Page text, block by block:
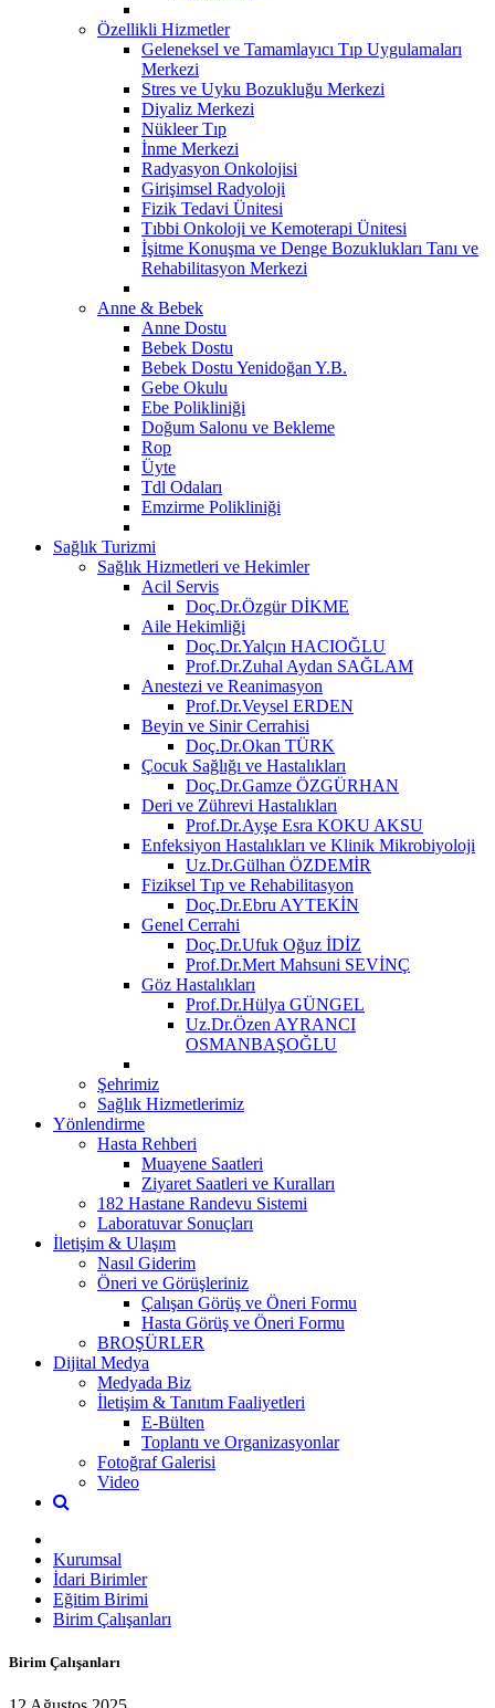
Özellikli Hizmetler
Geleneksel ve Tamamlayıcı Tıp Uygulamaları
Merkezi
Stres ve Uyku Bozukluğu Merkezi
Diyaliz Merkezi
Nükleer Tıp
İnme Merkezi
Radyasyon Onkolojisi
Girişimsel Radyoloji
Fizik Tedavi Ünitesi
Tıbbi Onkoloji ve Kemoterapi Ünitesi
İşitme Konuşma ve Denge Bozuklukları Tanı ve
Rehabilitasyon Merkezi
Anne & Bebek
Anne Dostu
Bebek Dostu
Bebek Dostu Yenidoğan Y.B.
Gebe Okulu
Ebe Polikliniği
Doğum Salonu ve Bekleme
Rop
Üyte
Tdl Odaları
Emzirme Polikliniği
Sağlık Turizmi
Sağlık Hizmetleri ve Hekimler
Acil Servis
Doç.Dr.Özgür DİKME
Aile Hekimliği
Doç.Dr.Yalçın HACIOĞLU
Prof.Dr.Zuhal Aydan SAĞLAM
Anestezi ve Reanimasyon
Prof.Dr.Veysel ERDEN
Beyin ve Sinir Cerrahisi
Doç.Dr.Okan TÜRK
Çocuk Sağlığı ve Hastalıkları
Doç.Dr.Gamze ÖZGÜRHAN
Deri ve Zührevi Hastalıkları
Prof.Dr.Ayşe Esra KOKU AKSU
Enfeksiyon Hastalıkları ve Klinik Mikrobiyoloji
Uz.Dr.Gülhan ÖZDEMİR
Fiziksel Tıp ve Rehabilitasyon
Doç.Dr.Ebru AYTEKİN
Genel Cerrahi
Doç.Dr.Ufuk Oğuz İDİZ
Prof.Dr.Mert Mahsuni SEVİNÇ
Göz Hastalıkları
Prof.Dr.Hülya GÜNGEL
Uz.Dr.Özen AYRANCI
OSMANBAŞOĞLU
Şehrimiz
Sağlık Hizmetlerimiz
Yönlendirme
Hasta Rehberi
Muayene Saatleri
Ziyaret Saatleri ve Kuralları
182 Hastane Randevu Sistemi
Laboratuvar Sonuçları
İletişim & Ulaşım
Nasıl Giderim
Öneri ve Görüşleriniz
Çalışan Görüş ve Öneri Formu
Hasta Görüş ve Öneri Formu
BROŞÜRLER
Dijital Medya
Medyada Biz
İletişim & Tanıtım Faaliyetleri
E-Bülten
Toplantı ve Organizasyonlar
Fotoğraf Galerisi
Video
Kurumsal
İdari Birimler
Eğitim Birimi
Birim Çalışanları
Birim Çalışanları